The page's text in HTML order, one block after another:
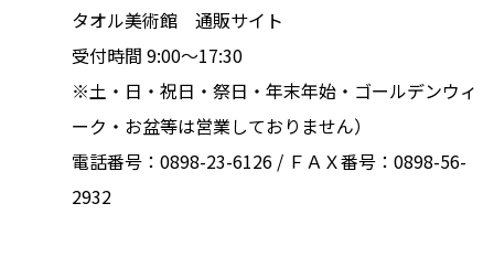
タオル美術館 通販サイト
受付時間 9:00～17:30
※土・日・祝日・祭日・年末年始・ゴールデンウィ
ーク・お盆等は営業しておりません）
電話番号：0898-23-6126 / ＦＡＸ番号：0898-56-
2932